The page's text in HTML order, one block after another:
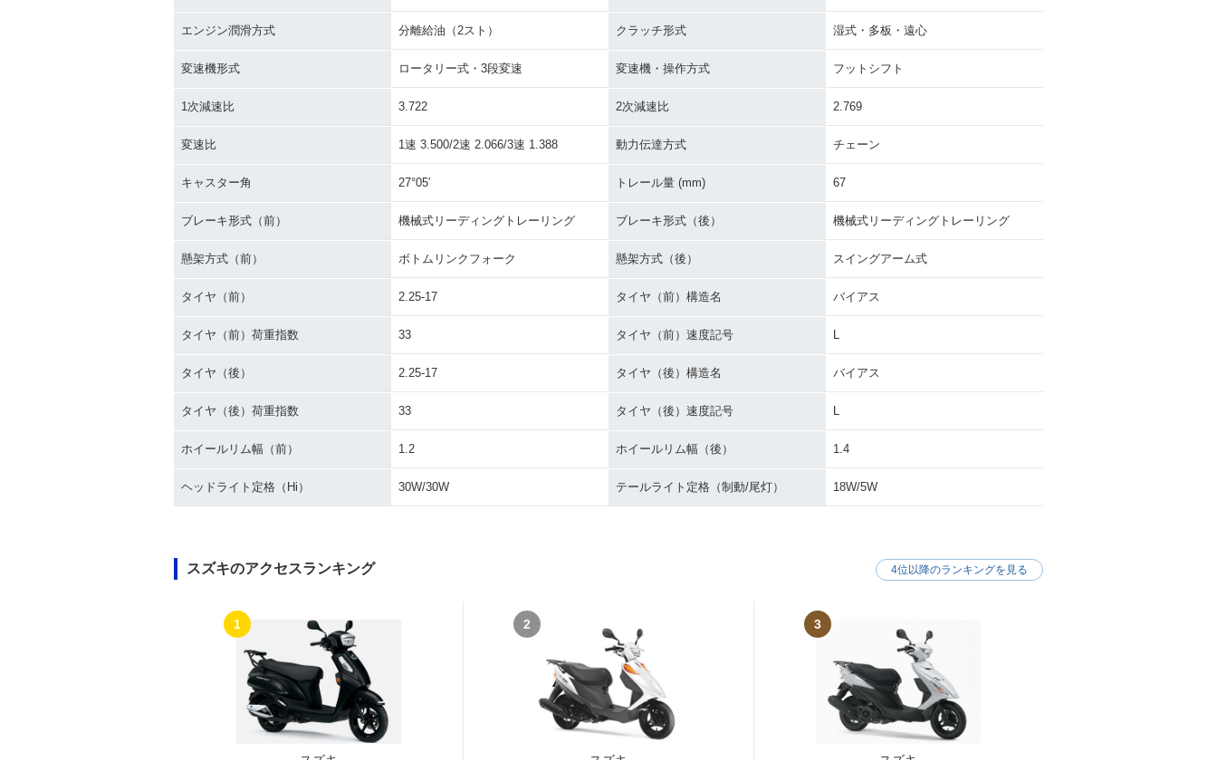
エンジン潤滑方式 分離給油（2スト） クラッチ形式 湿式・多板・遠心
変速機形式 ロータリー式・3段変速 変速機・操作方式 フットシフト
1次減速比 3.722 2次減速比 2.769
変速比 1速 3.500/2速 2.066/3速 1.388 動力伝達方式 チェーン
キャスター角 27°05′ トレール量 (mm) 67
ブレーキ形式（前） 機械式リーディングトレーリング ブレーキ形式（後） 機械式リーディングトレーリング
懸架方式（前） ボトムリンクフォーク 懸架方式（後） スイングアーム式
タイヤ（前） 2.25-17 タイヤ（前）構造名 バイアス
タイヤ（前）荷重指数 33 タイヤ（前）速度記号 L
タイヤ（後） 2.25-17 タイヤ（後）構造名 バイアス
タイヤ（後）荷重指数 33 タイヤ（後）速度記号 L
ホイールリム幅（前） 1.2 ホイールリム幅（後） 1.4
ヘッドライト定格（Hi） 30W/30W テールライト定格（制動/尾灯） 18W/5W
スズキのアクセスランキング
1 2 3
4位以降のランキングを見る